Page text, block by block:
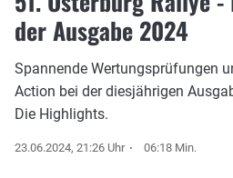
der Ausgabe 2024
Spannende Wertungsprüfungen
Action bei der diesjährigen
Die Highlights.
23.06.2024, 21:26 Uhr 06:18 Min.